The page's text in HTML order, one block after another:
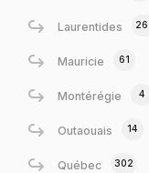
Laurentides
Mauricie 61
Montérégie 4
Outaouais 14
Québec 302